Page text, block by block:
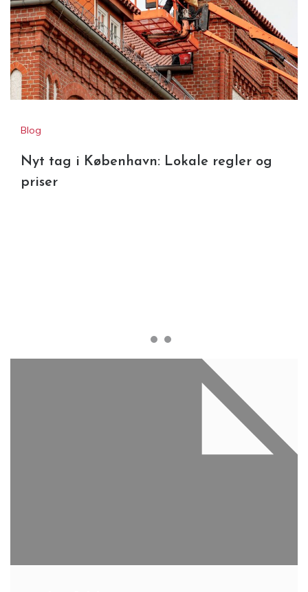
Blog
Nyt tag i København: Lokale regler og
priser